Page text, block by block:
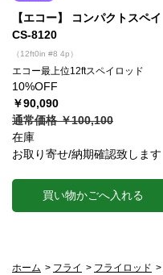
【エコー】 コンパクトスペイ
CS-8120
（12ft0in #8 4p）
エコー最上位12ftスペイロッド
10%OFF
￥90,090
通常価格 ￥100,100
在庫
お取り寄せ/納期確認致します
買い物かごへ入れる
ホーム > フライ > フライロッド >